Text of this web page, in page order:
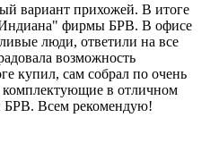
вариант прихожей. В итоге
фирмы БРВ. В офисе
люди, ответили на все
возможность
купил, сам собрал по очень
в отличном
БРВ. Всем рекомендую!